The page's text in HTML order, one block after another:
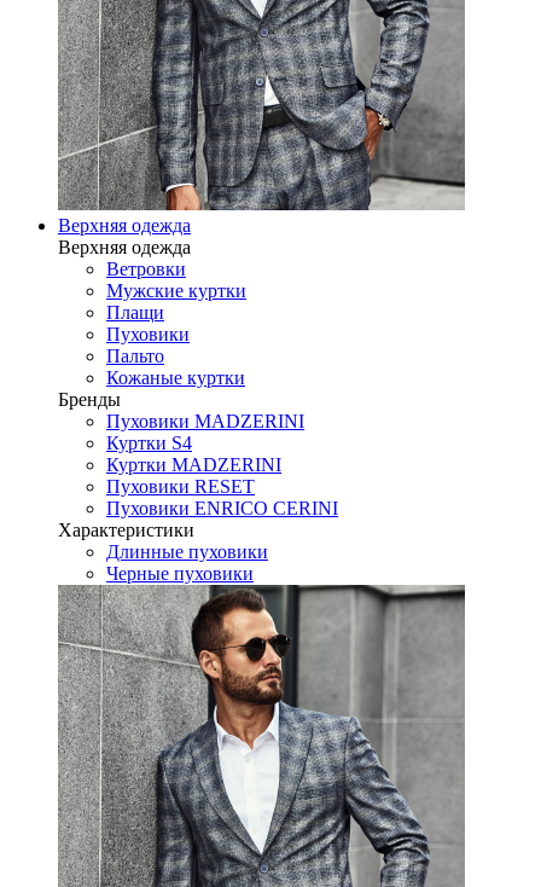
Верхняя одежда
Верхняя одежда
Ветровки
Мужские куртки
Плащи
Пуховики
Пальто
Кожаные куртки
Бренды
Пуховики MADZERINI
Куртки S4
Куртки MADZERINI
Пуховики RESET
Пуховики ENRICO CERINI
Характеристики
Длинные пуховики
Черные пуховики